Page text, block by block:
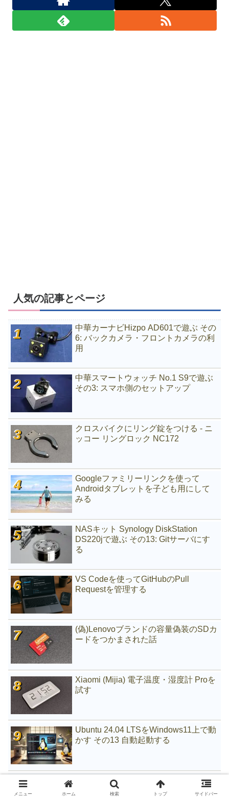
人気の記事とページ
中華カーナビHizpo AD601で遊ぶ その
6: バックカメラ・フロントカメラの利
用
中華スマートウォッチ No.1 S9で遊ぶ
その3: スマホ側のセットアップ
クロスバイクにリング錠をつける - ニ
ッコー リングロック NC172
Googleファミリーリンクを使って
Androidタブレットを子ども用にして
みる
NASキット Synology DiskStation
DS220jで遊ぶ その13: Gitサーバにす
る
VS Codeを使ってGitHubのPull
Requestを管理する
(偽)Lenovoブランドの容量偽装のSDカ
ードをつかまされた話
Xiaomi (Mijia) 電子温度・湿度計 Proを
試す
Ubuntu 24.04 LTSをWindows11上で動
かす その13 自動起動する
データを保持したままMBRからGPTに
メニュー ホーム 検索 トップ サイドバー